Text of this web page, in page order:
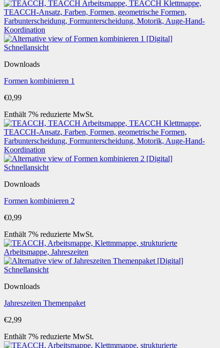
Schnellansicht
Downloads
Formen kombinieren 1
€0,99
Enthält 7% reduzierte MwSt.
Schnellansicht
Downloads
Formen kombinieren 2
€0,99
Enthält 7% reduzierte MwSt.
Schnellansicht
Downloads
Jahreszeiten Themenpaket
€2,99
Enthält 7% reduzierte MwSt.